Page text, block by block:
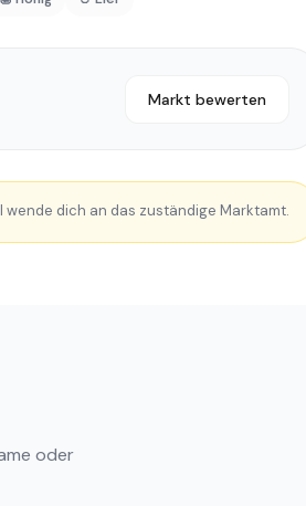
Markt bewerten
dich an das zuständige Marktamt.
oder